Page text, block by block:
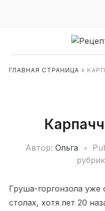
ГЛАВНАЯ СТРАНИЦА »
Автор: Ольга
Груша-горгонзола уже
столах, хотя лет 20